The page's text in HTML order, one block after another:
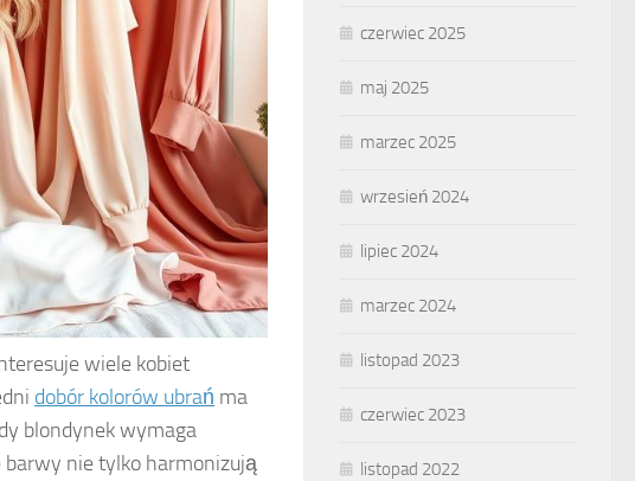
wiele kobiet
dobór kolorów ubrań ma
blondynek wymaga
barwy nie tylko harmonizują
czerwiec 2025
maj 2025
marzec 2025
wrzesień 2024
lipiec 2024
marzec 2024
listopad 2023
czerwiec 2023
listopad 2022